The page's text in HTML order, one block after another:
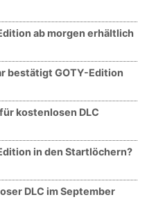
ab morgen erhältlich
bestätigt GOTY-Edition
kostenlosen DLC
in den Startlöchern?
DLC im September